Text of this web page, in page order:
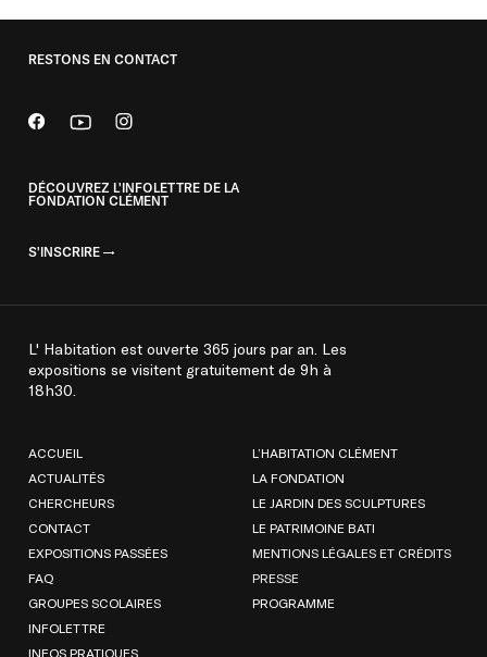
RESTONS EN CONTACT
DÉCOUVREZ L'INFOLETTRE DE LA
FONDATION CLÉMENT
S'INSCRIRE
L' Habitation est ouverte 365 jours par an. Les
expositions se visitent gratuitement de 9h à
18h30.
ACCUEIL
ACTUALITÉS
CHERCHEURS
CONTACT
EXPOSITIONS PASSÉES
FAQ
GROUPES SCOLAIRES
INFOLETTRE
INFOS PRATIQUES
L’HABITATION CLÉMENT
LA FONDATION
LE JARDIN DES SCULPTURES
LE PATRIMOINE BATI
MENTIONS LÉGALES ET CRÉDITS
PRESSE
PROGRAMME